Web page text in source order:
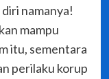
namanya!
mampu
itu, sementara
perilaku korup